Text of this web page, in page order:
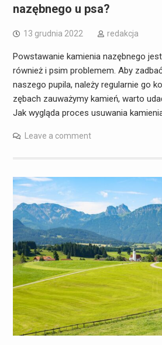
nazębnego u psa?
13 grudnia 2022 redakcja
Powstawanie kamienia nazębnego
również i psim problemem. Aby
naszego pupila, należy regularnie go
zębach zauważymy kamień, warto
Jak wygląda proces usuwania
Leave a comment